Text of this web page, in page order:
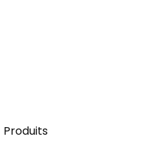
Produits